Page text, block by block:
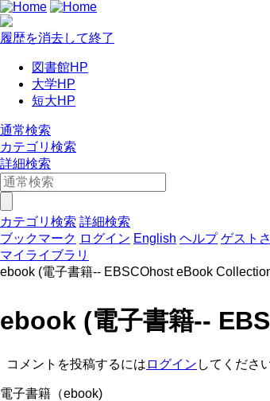
履歴を消去して終了
図書館HP
大学HP
短大HP
通常検索
カテゴリ検索
詳細検索
カテゴリ検索 詳細検索
ブックマーク ログイン English ヘルプ ゲスト
マイライブラリ
ebook (電子書籍-- EBSCOhost eBook
ebook (電子書籍--
コメントを投稿するには ログイン してくださ
電子書籍（ebook)